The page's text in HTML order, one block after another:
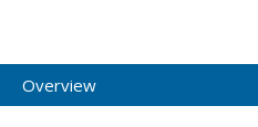
Overview